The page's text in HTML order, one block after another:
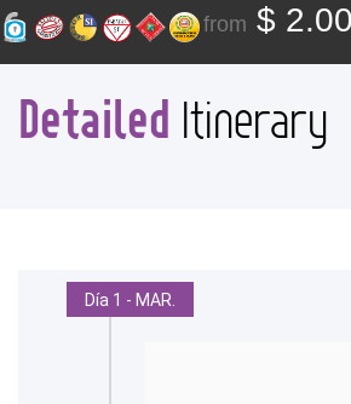
from $
Detailed Itinerary
Día 1 - MAR.